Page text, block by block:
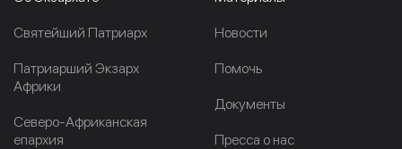
Cвятейший Патриарх
Патриарший Экзарх
Африки
Северо-Африканская
епархия
Новости
Помочь
Документы
Пресса о нас